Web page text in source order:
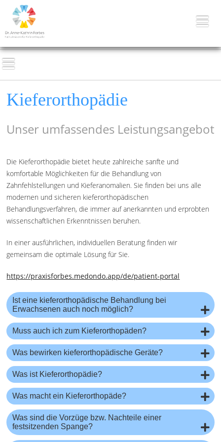
Kieferorthopädie
Unser umfassendes Leistungsangebot
Die Kieferorthopädie bietet heute zahlreiche sanfte und
komfortable Möglichkeiten für die Behandlung von
Zahnfehlstellungen und Kieferanomalien. Sie finden bei uns alle
modernen und sicheren kieferorthopädischen
Behandlungsverfahren, die immer auf anerkannten und erprobten
wissenschaftlichen Erkenntnissen beruhen.
In einer ausführlichen, individuellen Beratung finden wir
gemeinsam die optimale Lösung für Sie.
https://praxisforbes.medondo.app/de/patient-portal
Ist eine kieferorthopädische Behandlung bei
Erwachsenen auch noch möglich?
Muss auch ich zum Kieferorthopäden?
Was bewirken kieferorthopädische Geräte?
Was ist Kieferorthopädie?
Was macht ein Kieferorthopäde?
Was sind die Vorzüge bzw. Nachteile einer
festsitzenden Spange?